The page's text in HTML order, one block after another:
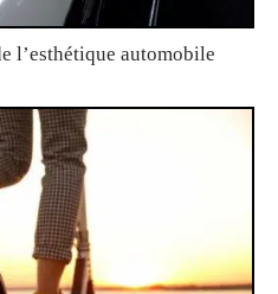
l’esthétique automobile